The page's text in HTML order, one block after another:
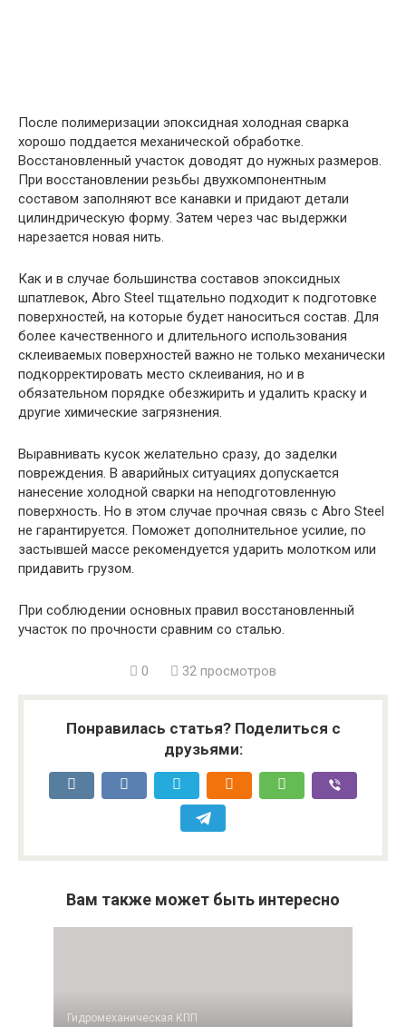
После полимеризации эпоксидная холодная сварка
хорошо поддается механической обработке.
Восстановленный участок доводят до нужных размеров.
При восстановлении резьбы двухкомпонентным
составом заполняют все канавки и придают детали
цилиндрическую форму. Затем через час выдержки
нарезается новая нить.
Как и в случае большинства составов эпоксидных
шпатлевок, Abro Steel тщательно подходит к подготовке
поверхностей, на которые будет наноситься состав. Для
более качественного и длительного использования
склеиваемых поверхностей важно не только механически
подкорректировать место склеивания, но и в
обязательном порядке обезжирить и удалить краску и
другие химические загрязнения.
Выравнивать кусок желательно сразу, до заделки
повреждения. В аварийных ситуациях допускается
нанесение холодной сварки на неподготовленную
поверхность. Но в этом случае прочная связь с Abro Steel
не гарантируется. Поможет дополнительное усилие, по
застывшей массе рекомендуется ударить молотком или
придавить грузом.
При соблюдении основных правил восстановленный
участок по прочности сравним со сталью.
0 32 просмотров
Понравилась статья? Поделиться с
друзьями:
Вам также может быть интересно
Гидромеханическая КПП